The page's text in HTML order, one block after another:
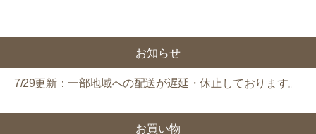
お知らせ
7/29更新：一部地域への配送が遅延・休止しております。
お買い物
ご利用回数：お一人様1回限り
※他のクーポンとの併用はできません
クーポンのご利用方法はこちら >>